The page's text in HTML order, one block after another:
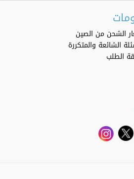
الشحن من الصين
الشائعة والمتكررة
الطلب